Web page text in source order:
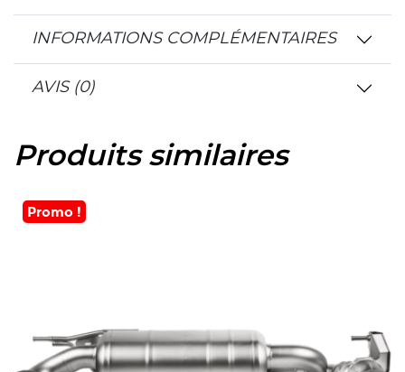
INFORMATIONS COMPLÉMENTAIRES
AVIS (0)
Produits similaires
Promo !